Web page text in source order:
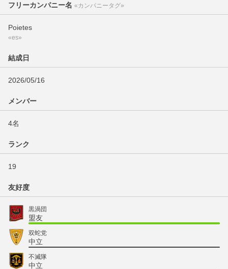
フリーカンパニー名 «カンパニータグ»
Poietes
«es»
結成日
2026/05/16
メンバー
4名
ランク
19
友好度
黒渦団
盟友
双蛇党
中立
不滅隊
中立